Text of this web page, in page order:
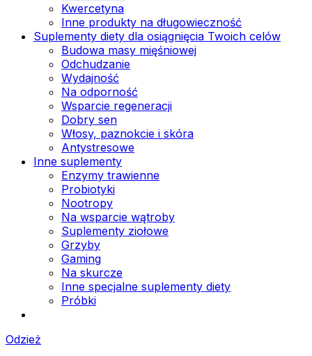
Kwercetyna
Inne produkty na długowieczność
Suplementy diety dla osiągnięcia Twoich celów
Budowa masy mięśniowej
Odchudzanie
Wydajność
Na odporność
Wsparcie regeneracji
Dobry sen
Włosy, paznokcie i skóra
Antystresowe
Inne suplementy
Enzymy trawienne
Probiotyki
Nootropy
Na wsparcie wątroby
Suplementy ziołowe
Grzyby
Gaming
Na skurcze
Inne specjalne suplementy diety
Próbki
Odzież